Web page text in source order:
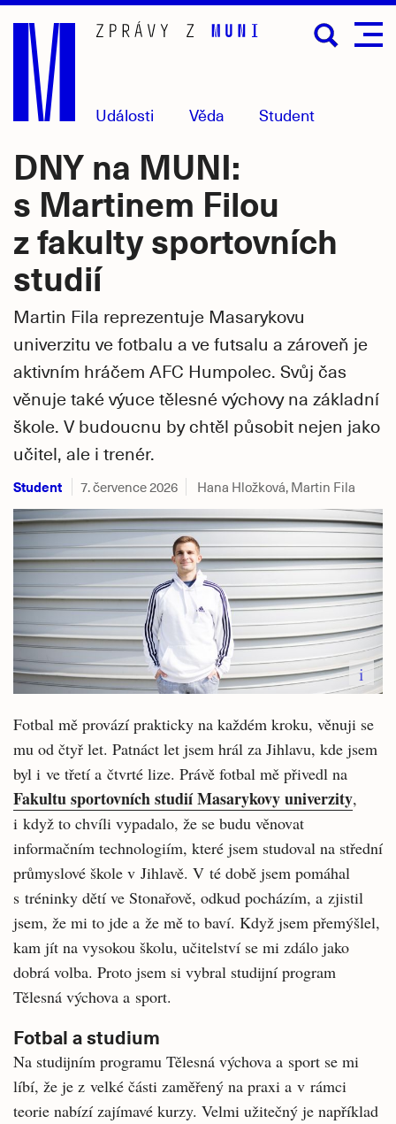
Přejít
hlavní
obsah
Události Věda Student
DNY na MUNI:
s Martinem Filou
z fakulty sportovních
studií
Martin Fila reprezentuje Masarykovu
univerzitu ve fotbalu a ve futsalu a zároveň je
aktivním hráčem AFC Humpolec. Svůj čas
věnuje také výuce tělesné výchovy na základní
škole. V budoucnu by chtěl působit nejen jako
učitel, ale i trenér.
Student 7. července 2026 Hana Hložková, Martin Fila
i
Fotbal mě provází prakticky na každém kroku, věnuji se
mu od čtyř let. Patnáct let jsem hrál za Jihlavu, kde jsem
byl i ve třetí a čtvrté lize. Právě fotbal mě přivedl na
Fakultu sportovních studií Masarykovy univerzity,
i když to chvíli vypadalo, že se budu věnovat
informačním technologiím, které jsem studoval na střední
průmyslové škole v Jihlavě. V té době jsem pomáhal
s tréninky dětí ve Stonařově, odkud pocházím, a zjistil
jsem, že mi to jde a že mě to baví. Když jsem přemýšlel,
kam jít na vysokou školu, učitelství se mi zdálo jako
dobrá volba. Proto jsem si vybral studijní program
Tělesná výchova a sport.
Fotbal a studium
Na studijním programu Tělesná výchova a sport se mi
líbí, že je z velké části zaměřený na praxi a v rámci
teorie nabízí zajímavé kurzy. Velmi užitečný je například